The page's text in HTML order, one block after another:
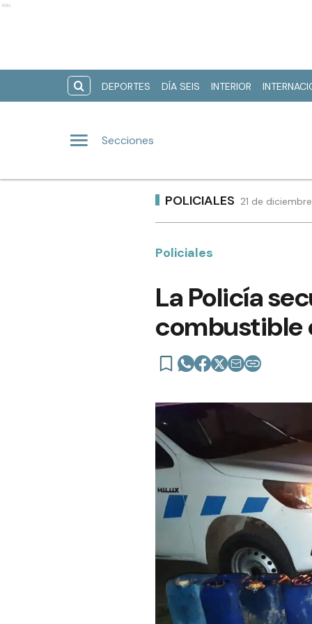
Ads
DEPORTES DÍA SEIS INTERIOR
Secciones
POLICIALES 21 de
Policiales
La Policía
combustible